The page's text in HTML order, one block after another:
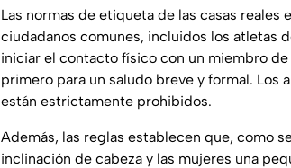
Las normas de etiqueta de las casas
ciudadanos comunes, incluidos los atletas
iniciar el contacto físico con un miembro
primero para un saludo breve y formal. Los
están estrictamente prohibidos.
Además, las reglas establecen que, como
inclinación de cabeza y las mujeres una